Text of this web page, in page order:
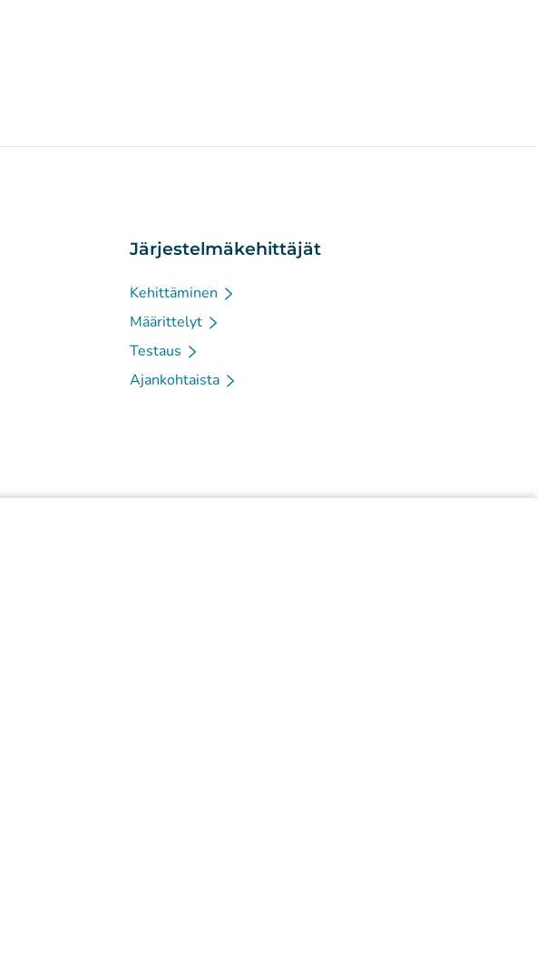
Järjestelmäkehittäjät
Kehittäminen
Määrittelyt
Testaus
Ajankohtaista